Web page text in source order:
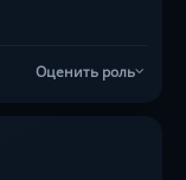
Оценить роль